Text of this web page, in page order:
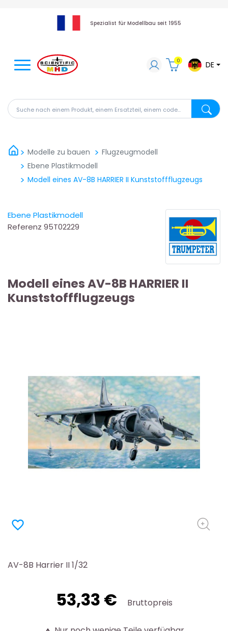
Spezialist für Modellbau seit 1955
Suche nach einem Produkt, einem Ersatzteil, einem
Suche
0 DE
Modelle zu bauen
Flugzeugmodell
Ebene Plastikmodell
Modell eines AV-8B HARRIER II Kunststoffflugzeugs
Ebene Plastikmodell
Referenz 95T02229
Modell eines AV-8B HARRIER II
Kunststoffflugzeugs
favorite_border
AV-8B Harrier II 1/32
53,33 € Bruttopreis